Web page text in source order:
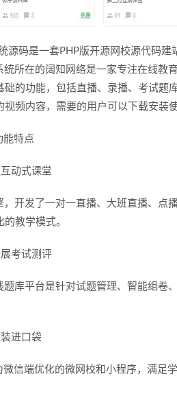
源码是一套PHP版开源网校源代码建
统所在的阔知网络是一家专注在线教
础的功能，包括直播、录播、考试题
视频内容，需要的用户可以下载安装
能特点
动式课堂
，开发了一对一直播、大班直播、点
教学模式。
考试测评
题库平台是针对试题管理、智能组
进口袋
信端优化的微网校和小程序，满足